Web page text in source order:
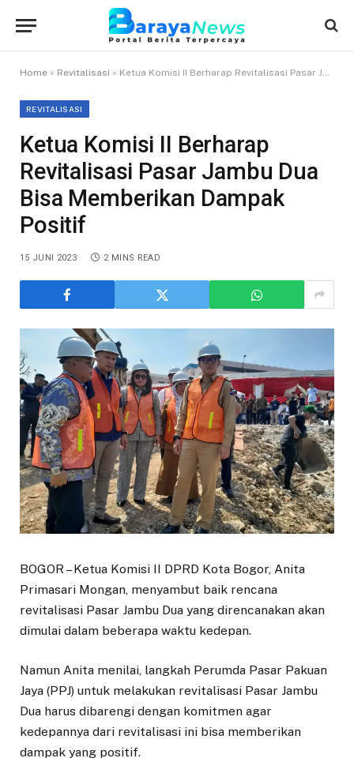
Home » Revitalisasi » Ketua Komisi II Berharap Revitalisasi Pasar Jambu Dua Bisa Memberikan Dampak Positif
REVITALISASI
Ketua Komisi II Berharap
Revitalisasi Pasar Jambu Dua
Bisa Memberikan Dampak
Positif
15 JUNI 2023 2 MINS READ
BOGOR – Ketua Komisi II DPRD Kota Bogor, Anita
Primasari Mongan, menyambut baik rencana
revitalisasi Pasar Jambu Dua yang direncanakan akan
dimulai dalam beberapa waktu kedepan.
Namun Anita menilai, langkah Perumda Pasar Pakuan
Jaya (PPJ) untuk melakukan revitalisasi Pasar Jambu
Dua harus dibarengi dengan komitmen agar
kedepannya dari revitalisasi ini bisa memberikan
dampak yang positif.